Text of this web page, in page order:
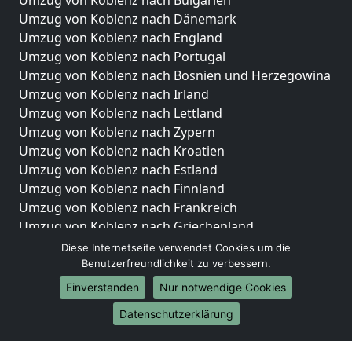
Umzug von Koblenz nach Dänemark
Umzug von Koblenz nach England
Umzug von Koblenz nach Portugal
Umzug von Koblenz nach Bosnien und Herzegowina
Umzug von Koblenz nach Irland
Umzug von Koblenz nach Lettland
Umzug von Koblenz nach Zypern
Umzug von Koblenz nach Kroatien
Umzug von Koblenz nach Estland
Umzug von Koblenz nach Finnland
Umzug von Koblenz nach Frankreich
Umzug von Koblenz nach Griechenland
Umzug von Koblenz nach Italien
Umzug von Koblenz nach Liechtenstein
Umzug von Koblenz nach Luxemburg
Umzug von Koblenz nach Niederlande
Umzug von Koblenz nach Norwegen
Diese Internetseite verwendet Cookies um die
Benutzerfreundlichkeit zu verbessern.
Einverstanden
Nur notwendige Cookies
Datenschutzerklärung